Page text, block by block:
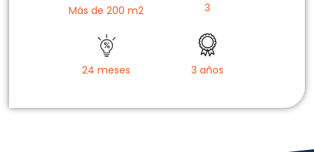
Más de 200 m2 3
24 meses 3 años